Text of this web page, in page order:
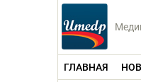
ГЛАВНАЯ